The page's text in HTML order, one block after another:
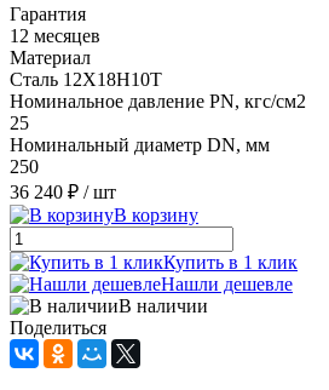
Гарантия
12 месяцев
Материал
Сталь 12Х18Н10Т
Номинальное давление PN, кгс/см2
25
Номинальный диаметр DN, мм
250
36 240 ₽ / шт
В корзину
Купить в 1 клик
Нашли дешевле
В наличии
Поделиться